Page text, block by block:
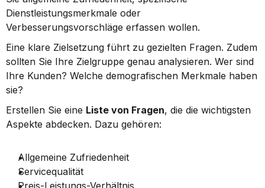
Dienstleistungsmerkmale oder
Verbesserungsvorschläge erfassen wollen.
Eine klare Zielsetzung führt zu gezielten Fragen. Zudem
sollten Sie Ihre Zielgruppe genau analysieren. Wer sind
Ihre Kunden? Welche demografischen Merkmale haben
sie?
Erstellen Sie eine Liste von Fragen, die die wichtigsten
Aspekte abdecken. Dazu gehören:
Allgemeine Zufriedenheit
Servicequalität
Preis-Leistungs-Verhältnis